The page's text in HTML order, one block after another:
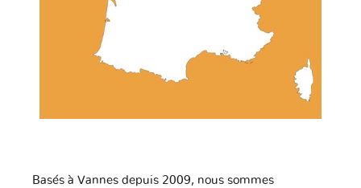
Basés à Vannes depuis 2009, nous sommes